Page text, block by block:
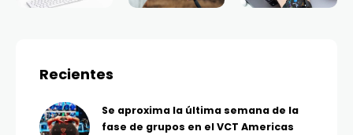
Recientes
Se aproxima la última semana de la
fase de grupos en el VCT Americas